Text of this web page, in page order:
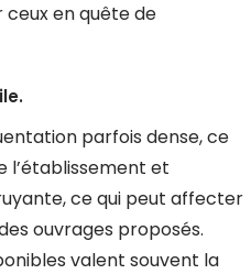
en quête de
parfois dense, ce
l’établissement et
ce qui peut affecter
ouvrages proposés.
valent souvent la